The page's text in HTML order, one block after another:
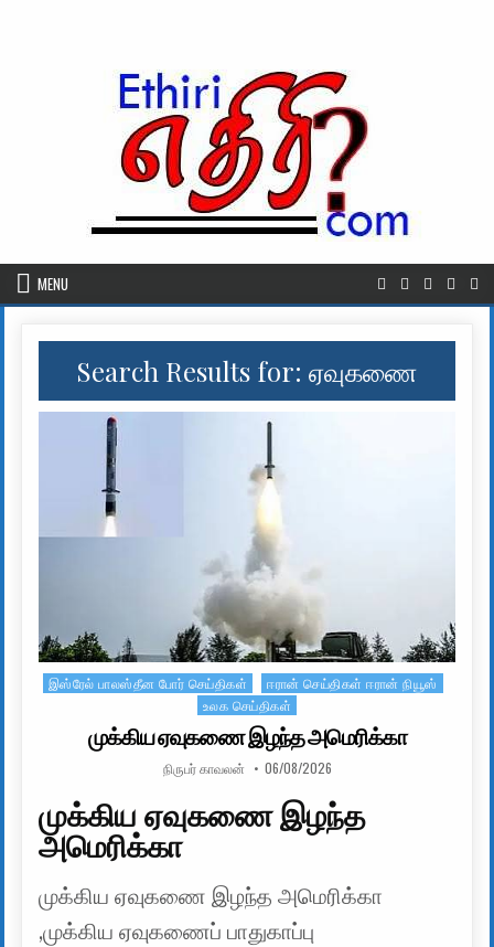
MENU
Search Results for: ஏவுகணை
Posted in
இஸ்ரேல் பாலஸ்தீன போர் செய்திகள்
ஈரான் செய்திகள் ஈரான் நியூஸ்
உலக செய்திகள்
முக்கிய ஏவுகணை இழந்த அமெரிக்கா
AUTHOR:
நிருபர் காவலன் PUBLISHED DATE:
06/08/2026
முக்கிய ஏவுகணை இழந்த
அமெரிக்கா
முக்கிய ஏவுகணை இழந்த அமெரிக்கா
,முக்கிய ஏவுகணைப் பாதுகாப்பு